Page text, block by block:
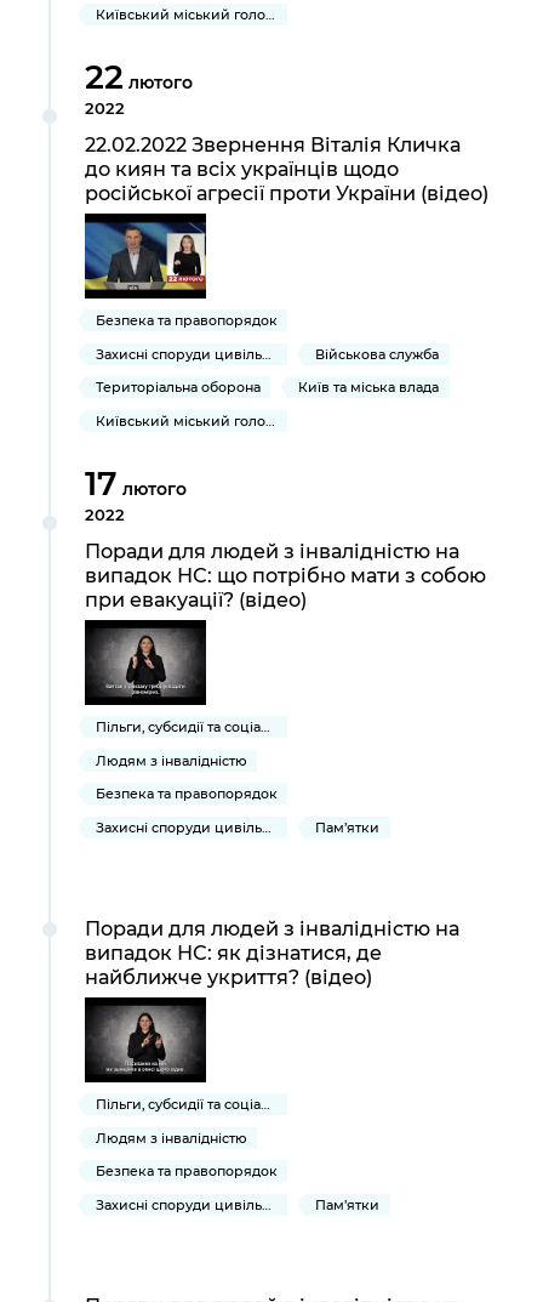
Київський міський голова
22 лютого
2022
22.02.2022 Звернення Віталія Кличка
до киян та всіх українців щодо
російської агресії проти України (відео)
Безпека та правопорядок
Захисні споруди цивільного захисту
Військова служба
Територіальна оборона
Київ та міська влада
Київський міський голова
17 лютого
2022
Поради для людей з інвалідністю на
випадок НС: що потрібно мати з собою
при евакуації? (відео)
Пільги, субсидії та соціальний захист
Людям з інвалідністю
Безпека та правопорядок
Захисні споруди цивільного захисту
Пам’ятки
Поради для людей з інвалідністю на
випадок НС: як дізнатися, де
найближче укриття? (відео)
Пільги, субсидії та соціальний захист
Людям з інвалідністю
Безпека та правопорядок
Захисні споруди цивільного захисту
Пам’ятки